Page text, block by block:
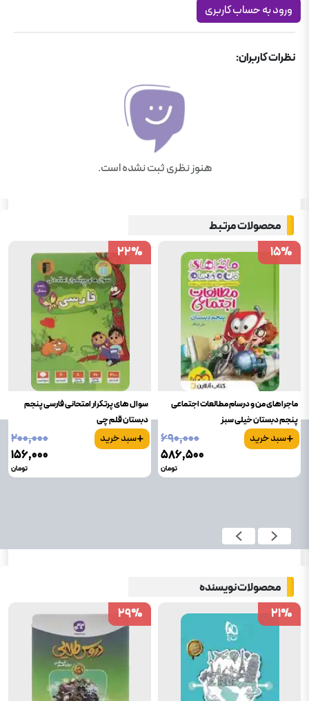
ورود به حساب کاربری
نظرات کاربران:
هنوز نظری ثبت نشده است.
محصولات مرتبط
ماجراهای من و درسام مطالعات اجتماعی
پنجم دبستان خیلی سبز
+سبد خرید
۶۹۰٬۰۰۰
۵۸۶٬۵۰۰
تومان
15%
15%
سوال های پرتکرار امتحانی فارسی پنجم
دبستان قلم چی
+سبد خرید
۲۰۰٬۰۰۰
۱۵۶٬۰۰۰
تومان
22%
22%
محصولات نویسنده
21%
21%
29%
29%